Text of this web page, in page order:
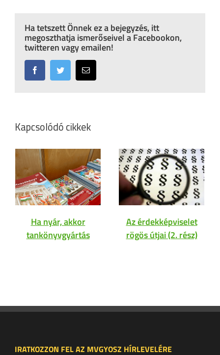
Ha tetszett Önnek ez a bejegyzés, itt
megoszthatja ismerőseivel a Facebookon,
twitteren vagy emailen!
FacebookTwitter Email:
Kapcsolódó cikkek
Ha nyár, akkor
tankönyvgyártás
Az érdekképviselet
rögös útjai (2. rész)
IRATKOZZON FEL AZ MVGYOSZ HÍRLEVELÉRE